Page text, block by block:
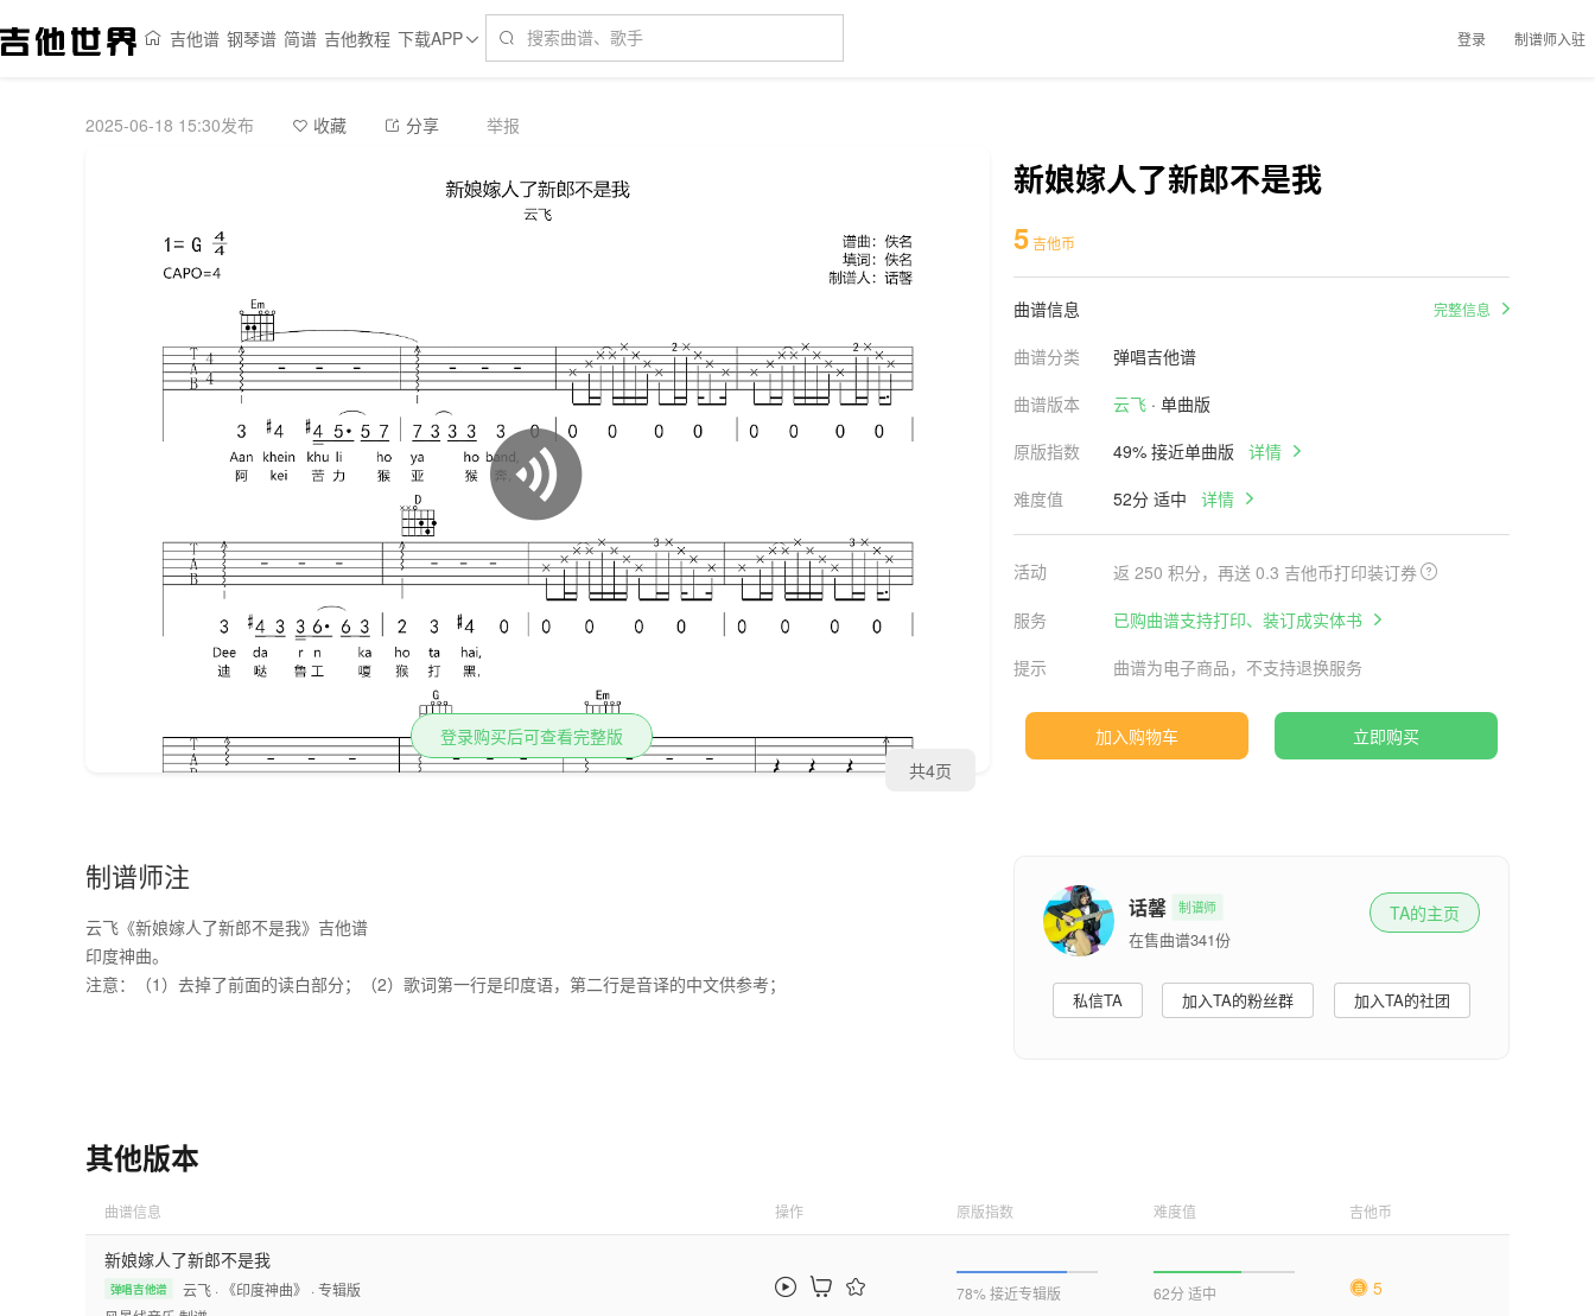
吉他谱 钢琴谱 简谱 吉他教程 下载APP 登录 制谱师入驻
2025-06-18 15:30发布 收藏 分享 举报
共4页
登录购买后可查看完整版
新娘嫁人了新郎不是我
5吉他币
曲谱信息 完整信息
曲谱分类
弹唱吉他谱
曲谱版本
云飞· 单曲版
原版指数
49% 接近单曲版 详情
难度值
52分 适中 详情
活动 返 250 积分，再送 0.3 吉他币打印装订券
服务
已购曲谱支持打印、装订成实体书
提示
曲谱为电子商品，不支持退换服务
加入购物车 立即购买
制谱师注
云飞《新娘嫁人了新郎不是我》吉他谱
印度神曲。
注意：（1）去掉了前面的读白部分；（2）歌词第一行是印度语，第二行是音译的中文供参考；
话馨 制谱师
在售曲谱341份
TA的主页
私信TA 加入TA的粉丝群 加入TA的社团
其他版本
曲谱信息 操作 原版指数 难度值 吉他币
新娘嫁人了新郎不是我
弹唱吉他谱 云飞 · 《印度神曲》 · 专辑版
78% 接近专辑版 62分 适中 5